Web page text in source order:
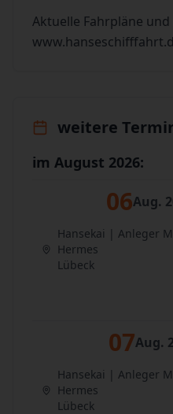
Aktuelle Fahrpläne
weitere
im August 2026:
06Aug.
Hansekai | Anleger
Hermes
Lübeck
07Aug.
Hansekai | Anleger
Hermes
Lübeck